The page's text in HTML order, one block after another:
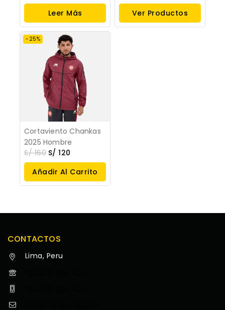
Leer Más
Ver Productos
-25%
Cortaviento Chankas
2025 Hombre
S/160 S/ 120
Añadir Al Carrito
CONTACTOS
Lima, Peru